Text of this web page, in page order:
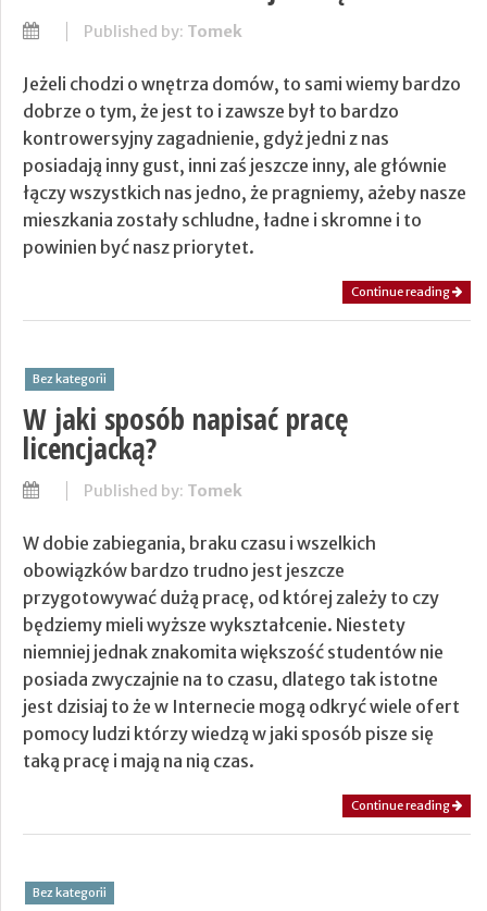
Published by: Tomek
Jeżeli chodzi o wnętrza domów, to sami wiemy bardzo
dobrze o tym, że jest to i zawsze był to bardzo
kontrowersyjny zagadnienie, gdyż jedni z nas
posiadają inny gust, inni zaś jeszcze inny, ale głównie
łączy wszystkich nas jedno, że pragniemy, ażeby nasze
mieszkania zostały schludne, ładne i skromne i to
powinien być nasz priorytet.
Continue reading
Bez kategorii
W jaki sposób napisać pracę
licencjacką?
Published by: Tomek
W dobie zabiegania, braku czasu i wszelkich
obowiązków bardzo trudno jest jeszcze
przygotowywać dużą pracę, od której zależy to czy
będziemy mieli wyższe wykształcenie. Niestety
niemniej jednak znakomita większość studentów nie
posiada zwyczajnie na to czasu, dlatego tak istotne
jest dzisiaj to że w Internecie mogą odkryć wiele ofert
pomocy ludzi którzy wiedzą w jaki sposób pisze się
taką pracę i mają na nią czas.
Continue reading
Bez kategorii